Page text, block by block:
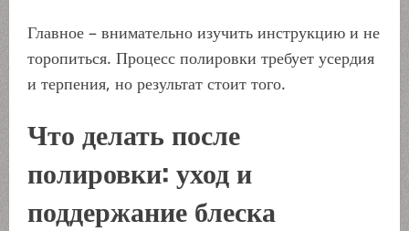
Главное – внимательно изучить инструкцию и не
торопиться. Процесс полировки требует усердия
и терпения, но результат стоит того.
Что делать после
полировки: уход и
поддержание блеска